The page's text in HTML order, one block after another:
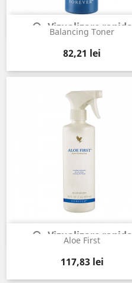
Balancing Toner
Pret
82,21 lei
 Vizualizare rapida
Aloe First
Pret
117,83 lei
 Vizualizare rapida